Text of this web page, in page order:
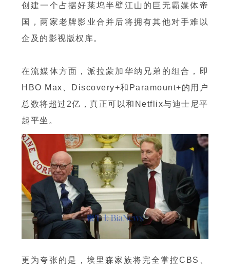
创建一个占据好莱坞半壁江山的巨无霸媒体帝
国，两家老牌影业合并后将拥有其他对手难以
企及的影视版权库。
在流媒体方面，派拉蒙加华纳兄弟的组合，即
HBO Max、Discovery+和Paramount+的用户
总数将超过2亿，真正可以和Netflix与迪士尼平
起平坐。
更为夸张的是，埃里森家族将完全掌控CBS、